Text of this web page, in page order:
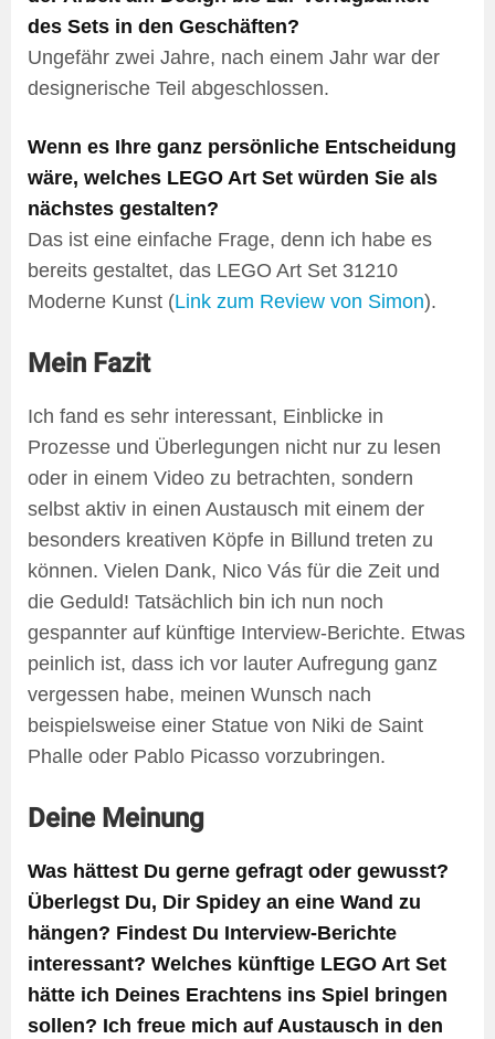
des Sets in den Geschäften?
Ungefähr zwei Jahre, nach einem Jahr war der
designerische Teil abgeschlossen.
Wenn es Ihre ganz persönliche Entscheidung
wäre, welches LEGO Art Set würden Sie als
nächstes gestalten?
Das ist eine einfache Frage, denn ich habe es
bereits gestaltet, das LEGO Art Set 31210
Moderne Kunst (Link zum Review von Simon).
Mein Fazit
Ich fand es sehr interessant, Einblicke in
Prozesse und Überlegungen nicht nur zu lesen
oder in einem Video zu betrachten, sondern
selbst aktiv in einen Austausch mit einem der
besonders kreativen Köpfe in Billund treten zu
können. Vielen Dank, Nico Vás für die Zeit und
die Geduld! Tatsächlich bin ich nun noch
gespannter auf künftige Interview-Berichte. Etwas
peinlich ist, dass ich vor lauter Aufregung ganz
vergessen habe, meinen Wunsch nach
beispielsweise einer Statue von Niki de Saint
Phalle oder Pablo Picasso vorzubringen.
Deine Meinung
Was hättest Du gerne gefragt oder gewusst?
Überlegst Du, Dir Spidey an eine Wand zu
hängen? Findest Du Interview-Berichte
interessant? Welches künftige LEGO Art Set
hätte ich Deines Erachtens ins Spiel bringen
sollen? Ich freue mich auf Austausch in den